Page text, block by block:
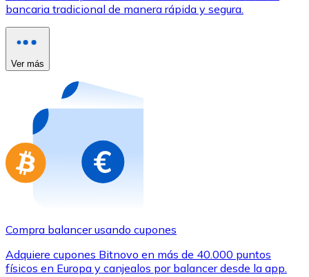
Utiliza tarjetas Visa y Mastercard para comprar
Comprar con tarjeta
Compra tarjetas regalo de tus marcas favoritas con
Ir a la tienda de tarjetas regalo
bancaria tradicional de manera rápida y segura.
Ver más
Compra balancer usando cupones
Adquiere cupones Bitnovo en más de 40.000 puntos
físicos en Europa y canjealos por balancer desde la app.